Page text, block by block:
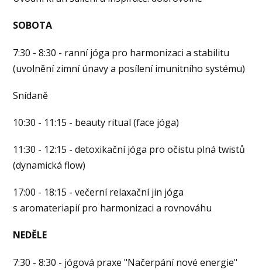
SOBOTA
7:30 - 8:30 - ranní jóga pro harmonizaci a stabilitu
(uvolnění zimní únavy a posílení imunitního systému)
Snídaně
10:30 - 11:15 - beauty ritual (face jóga)
11:30 - 12:15 - detoxikační jóga pro očistu plná twistů
(dynamická flow)
17:00 - 18:15 - večerní relaxační jin jóga
s aromateriapií pro harmonizaci a rovnováhu
NEDĚLE
7:30 - 8:30 - jógová praxe "Načerpání nové energie"